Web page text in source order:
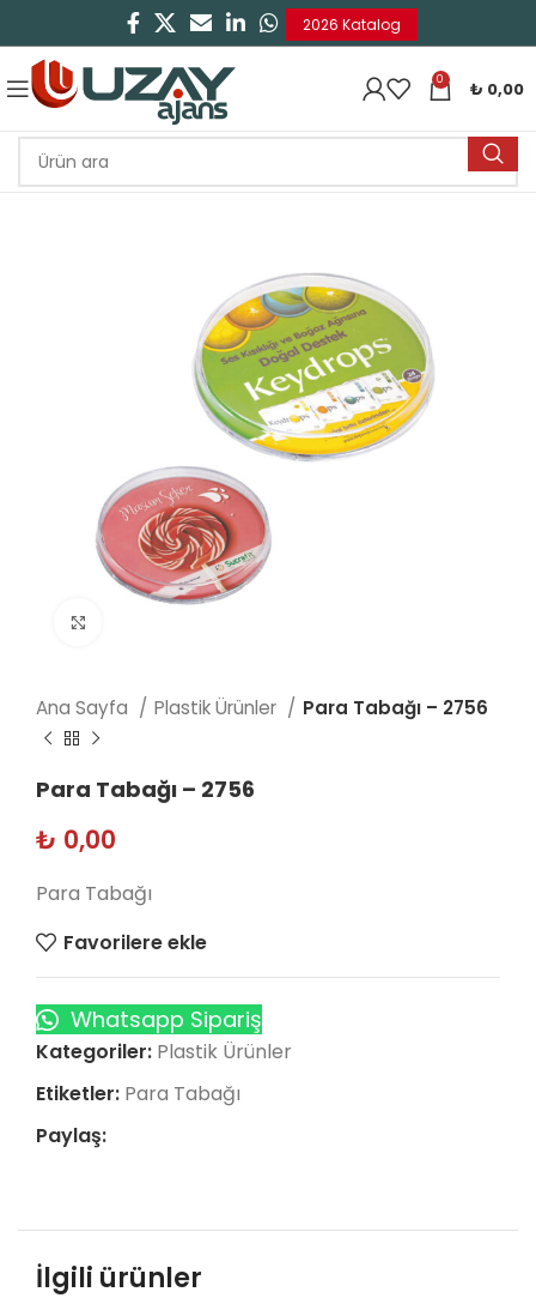
2026 Katalog
0 ₺ 0,00
Ana Sayfa Plastik Ürünler Para Tabağı – 2756
Para Tabağı – 2756
₺ 0,00
Para Tabağı
Favorilere ekle
Whatsapp Sipariş
Kategoriler: Plastik Ürünler
Etiketler: Para Tabağı
Paylaş:
İlgili ürünler